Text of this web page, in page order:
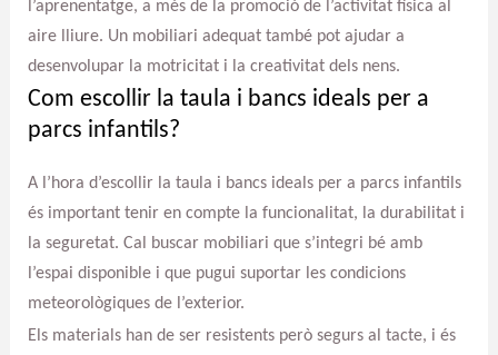
l’aprenentatge, a més de la promoció de l’activitat física al
aire lliure. Un mobiliari adequat també pot ajudar a
desenvolupar la motricitat i la creativitat dels nens.
Com escollir la taula i bancs ideals per a
parcs infantils?
A l’hora d’escollir la taula i bancs ideals per a parcs infantils
és important tenir en compte la funcionalitat, la durabilitat i
la seguretat. Cal buscar mobiliari que s’integri bé amb
l’espai disponible i que pugui suportar les condicions
meteorològiques de l’exterior.
Els materials han de ser resistents però segurs al tacte, i és